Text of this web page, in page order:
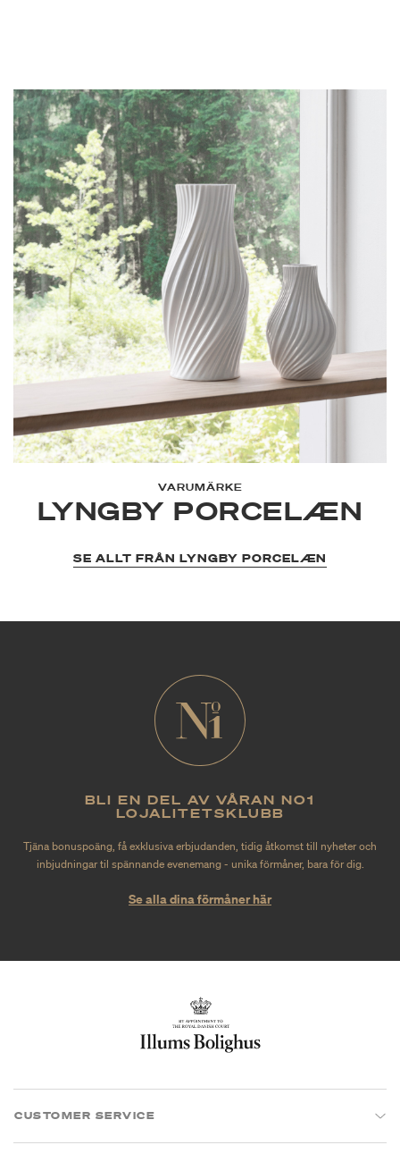
VARUMÄRKE
LYNGBY PORCELÆN
SE ALLT FRÅN LYNGBY PORCELÆN
BLI EN DEL AV VÅRAN NO1
LOJALITETSKLUBB
Tjäna bonuspoäng, få exklusiva erbjudanden, tidig åtkomst till nyheter och
inbjudningar til spännande evenemang - unika förmåner, bara för dig.
Se alla dina förmåner här
CUSTOMER SERVICE